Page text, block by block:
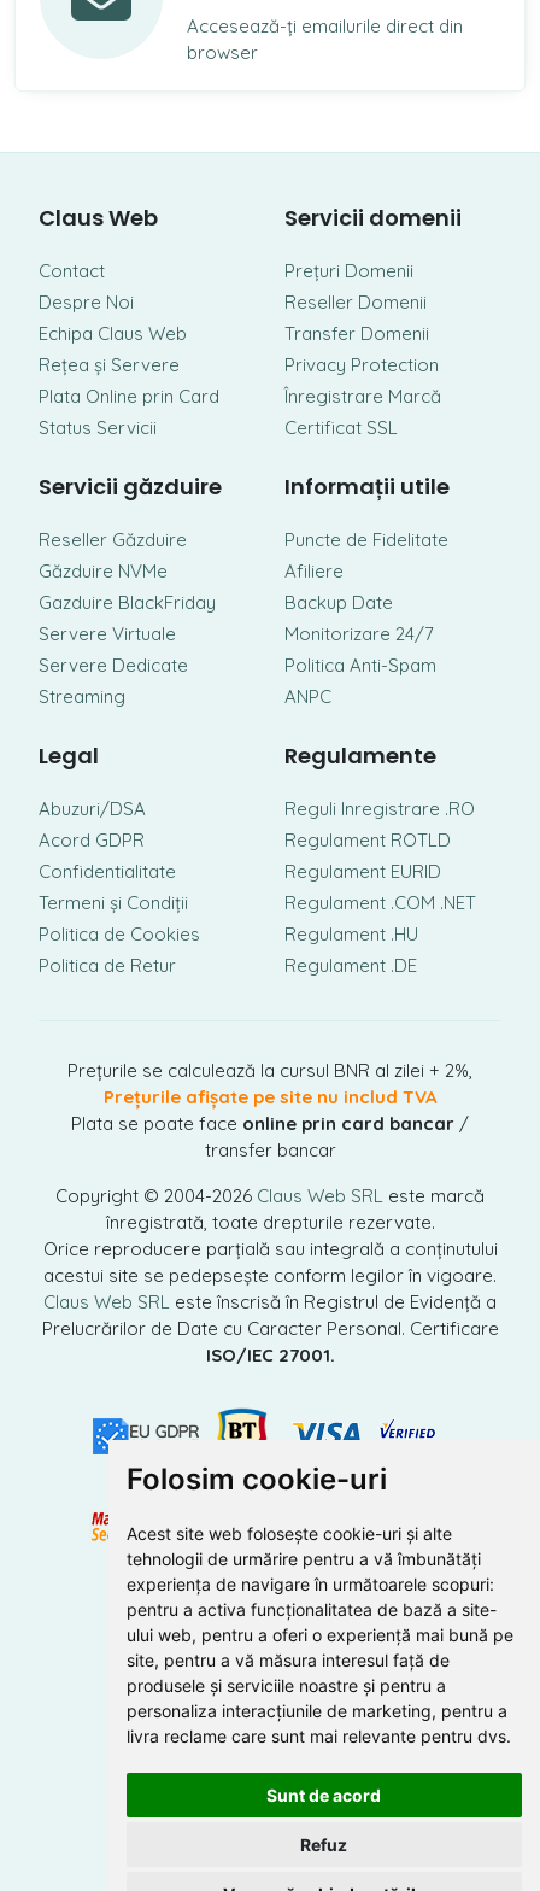
Folosim cookie-uri
Acest site web folosește cookie-uri și alte
tehnologii de urmărire pentru a vă îmbunătăți
experiența de navigare în următoarele scopuri:
pentru a activa funcționalitatea de bază a site-
ului web, pentru a oferi o experiență mai bună pe
site, pentru a vă măsura interesul față de
produsele și serviciile noastre și pentru a
personaliza interacțiunile de marketing, pentru a
livra reclame care sunt mai relevante pentru dvs.
Sunt de acord
Refuz
Accesează-ți emailurile direct din
browser
Claus Web
Contact
Despre Noi
Echipa Claus Web
Rețea și Servere
Plata Online prin Card
Status Servicii
Servicii domenii
Prețuri Domenii
Reseller Domenii
Transfer Domenii
Privacy Protection
Înregistrare Marcă
Certificat SSL
Servicii găzduire
Reseller Găzduire
Găzduire NVMe
Gazduire BlackFriday
Servere Virtuale
Servere Dedicate
Streaming
Informații utile
Puncte de Fidelitate
Afiliere
Backup Date
Monitorizare 24/7
Politica Anti-Spam
ANPC
Legal
Abuzuri/DSA
Acord GDPR
Confidentialitate
Termeni și Condiții
Politica de Cookies
Politica de Retur
Regulamente
Reguli Inregistrare .RO
Regulament ROTLD
Regulament EURID
Regulament .COM .NET
Regulament .HU
Regulament .DE
Prețurile se calculează la cursul BNR al zilei + 2%,
Prețurile afișate pe site nu includ TVA
Plata se poate face online prin card bancar /
transfer bancar
Copyright © 2004-2026 Claus Web SRL este marcă
înregistrată, toate drepturile rezervate.
Orice reproducere parțială sau integrală a conținutului
acestui site se pedepsește conform legilor în vigoare.
Claus Web SRL este înscrisă în Registrul de Evidență a
Prelucrărilor de Date cu Caracter Personal. Certificare
ISO/IEC 27001.